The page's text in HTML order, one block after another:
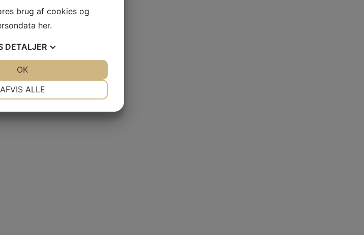
brug af cookies og
her.
DETALJER
AFVIS ALLE
OK